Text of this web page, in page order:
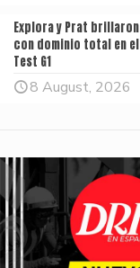
Explora y Prat brillaron
con dominio total en el
Test G1
8 August, 2026